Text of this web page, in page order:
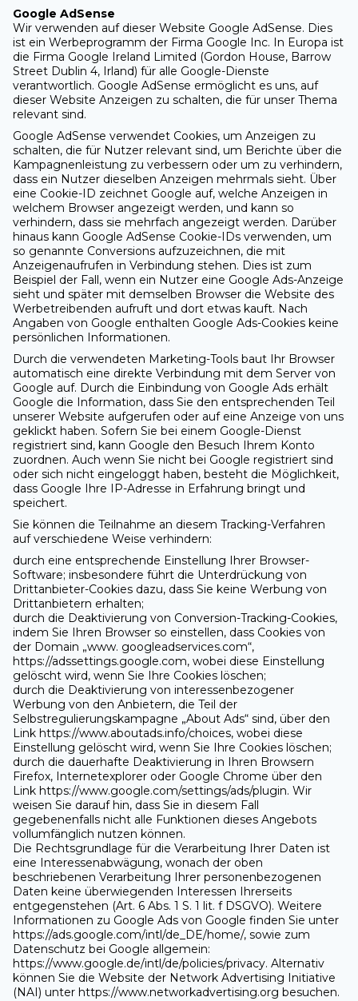
Google AdSense
Wir verwenden auf dieser Website Google AdSense. Dies
ist ein Werbeprogramm der Firma Google Inc. In Europa ist
die Firma Google Ireland Limited (Gordon House, Barrow
Street Dublin 4, Irland) für alle Google-Dienste
verantwortlich. Google AdSense ermöglicht es uns, auf
dieser Website Anzeigen zu schalten, die für unser Thema
relevant sind.
Google AdSense verwendet Cookies, um Anzeigen zu
schalten, die für Nutzer relevant sind, um Berichte über die
Kampagnenleistung zu verbessern oder um zu verhindern,
dass ein Nutzer dieselben Anzeigen mehrmals sieht. Über
eine Cookie-ID zeichnet Google auf, welche Anzeigen in
welchem Browser angezeigt werden, und kann so
verhindern, dass sie mehrfach angezeigt werden. Darüber
hinaus kann Google AdSense Cookie-IDs verwenden, um
so genannte Conversions aufzuzeichnen, die mit
Anzeigenaufrufen in Verbindung stehen. Dies ist zum
Beispiel der Fall, wenn ein Nutzer eine Google Ads-Anzeige
sieht und später mit demselben Browser die Website des
Werbetreibenden aufruft und dort etwas kauft. Nach
Angaben von Google enthalten Google Ads-Cookies keine
persönlichen Informationen.
Durch die verwendeten Marketing-Tools baut Ihr Browser
automatisch eine direkte Verbindung mit dem Server von
Google auf. Durch die Einbindung von Google Ads erhält
Google die Information, dass Sie den entsprechenden Teil
unserer Website aufgerufen oder auf eine Anzeige von uns
geklickt haben. Sofern Sie bei einem Google-Dienst
registriert sind, kann Google den Besuch Ihrem Konto
zuordnen. Auch wenn Sie nicht bei Google registriert sind
oder sich nicht eingeloggt haben, besteht die Möglichkeit,
dass Google Ihre IP-Adresse in Erfahrung bringt und
speichert.
Sie können die Teilnahme an diesem Tracking-Verfahren
auf verschiedene Weise verhindern:
durch eine entsprechende Einstellung Ihrer Browser-
Software; insbesondere führt die Unterdrückung von
Drittanbieter-Cookies dazu, dass Sie keine Werbung von
Drittanbietern erhalten;
durch die Deaktivierung von Conversion-Tracking-Cookies,
indem Sie Ihren Browser so einstellen, dass Cookies von
der Domain „www. googleadservices.com“,
https://adssettings.google.com, wobei diese Einstellung
gelöscht wird, wenn Sie Ihre Cookies löschen;
durch die Deaktivierung von interessenbezogener
Werbung von den Anbietern, die Teil der
Selbstregulierungskampagne „About Ads“ sind, über den
Link https://www.aboutads.info/choices, wobei diese
Einstellung gelöscht wird, wenn Sie Ihre Cookies löschen;
durch die dauerhafte Deaktivierung in Ihren Browsern
Firefox, Internetexplorer oder Google Chrome über den
Link https://www.google.com/settings/ads/plugin. Wir
weisen Sie darauf hin, dass Sie in diesem Fall
gegebenenfalls nicht alle Funktionen dieses Angebots
vollumfänglich nutzen können.
Die Rechtsgrundlage für die Verarbeitung Ihrer Daten ist
eine Interessenabwägung, wonach der oben
beschriebenen Verarbeitung Ihrer personenbezogenen
Daten keine überwiegenden Interessen Ihrerseits
entgegenstehen (Art. 6 Abs. 1 S. 1 lit. f DSGVO). Weitere
Informationen zu Google Ads von Google finden Sie unter
https://ads.google.com/intl/de_DE/home/, sowie zum
Datenschutz bei Google allgemein:
https://www.google.de/intl/de/policies/privacy. Alternativ
können Sie die Website der Network Advertising Initiative
(NAI) unter https://www.networkadvertising.org besuchen.